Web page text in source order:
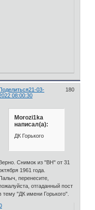
180
21-03-
08:00:30
Morozi1ka
написал(а):
ДК Горького
Верно. Снимок из "ВН" от 31
1961 года.
Палыч, перенесите,
отгаданный пост
тему "ДК имени Горького".